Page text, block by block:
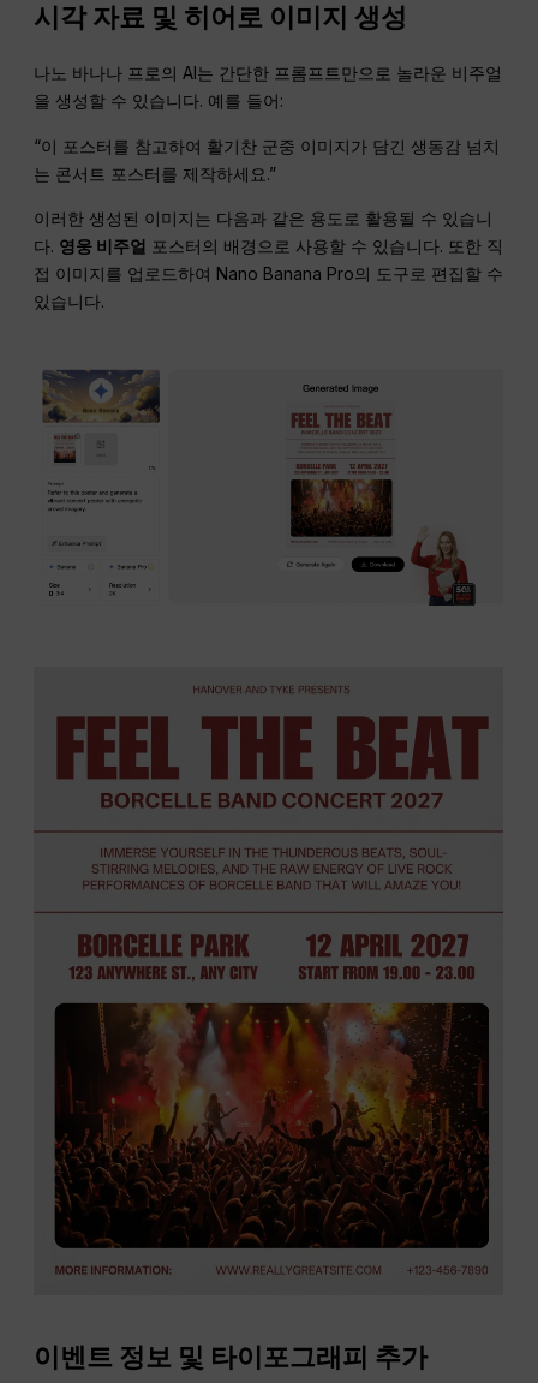
시각 자료 및 히어로 이미지 생성
나노 바나나 프로의 AI는 간단한 프롬프트만으로 놀라운 비주얼
을 생성할 수 있습니다. 예를 들어:
“이 포스터를 참고하여 활기찬 군중 이미지가 담긴 생동감 넘치
는 콘서트 포스터를 제작하세요.”
이러한 생성된 이미지는 다음과 같은 용도로 활용될 수 있습니
다. 영웅 비주얼 포스터의 배경으로 사용할 수 있습니다. 또한 직
접 이미지를 업로드하여 Nano Banana Pro의 도구로 편집할 수
있습니다.
이벤트 정보 및 타이포그래피 추가